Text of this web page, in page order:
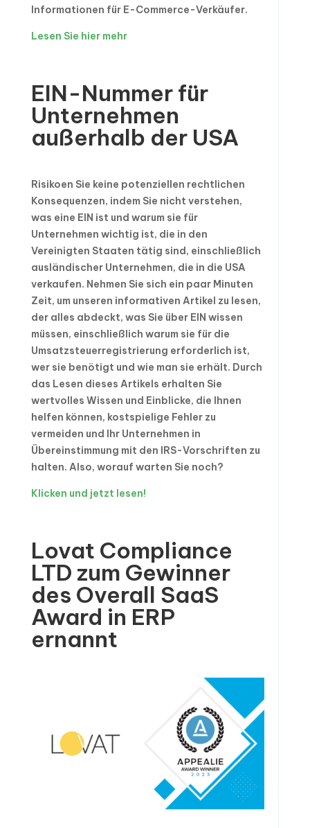
Informationen für E-Commerce-Verkäufer.
Lesen Sie hier mehr
EIN-Nummer für
Unternehmen
außerhalb der USA
Risikoen Sie keine potenziellen rechtlichen
Konsequenzen, indem Sie nicht verstehen,
was eine EIN ist und warum sie für
Unternehmen wichtig ist, die in den
Vereinigten Staaten tätig sind, einschließlich
ausländischer Unternehmen, die in die USA
verkaufen. Nehmen Sie sich ein paar Minuten
Zeit, um unseren informativen Artikel zu lesen,
der alles abdeckt, was Sie über EIN wissen
müssen, einschließlich warum sie für die
Umsatzsteuerregistrierung erforderlich ist,
wer sie benötigt und wie man sie erhält. Durch
das Lesen dieses Artikels erhalten Sie
wertvolles Wissen und Einblicke, die Ihnen
helfen können, kostspielige Fehler zu
vermeiden und Ihr Unternehmen in
Übereinstimmung mit den IRS-Vorschriften zu
halten. Also, worauf warten Sie noch?
Klicken und jetzt lesen!
Lovat Compliance
LTD zum Gewinner
des Overall SaaS
Award in ERP
ernannt